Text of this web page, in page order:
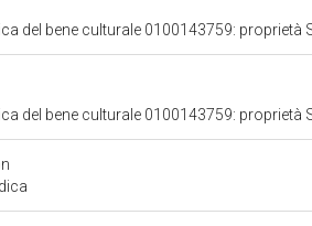
del bene culturale 0100143759: proprietà
del bene culturale 0100143759: proprietà